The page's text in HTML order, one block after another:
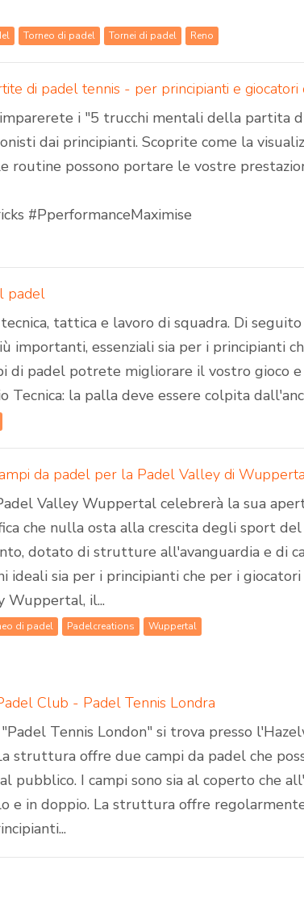
Torneo di padel Tornei di padel Reno
di padel tennis - per principianti e giocatori
i "5 trucchi mentali della partita
dai principianti. Scoprite come la
routine possono portare le vostre
#PperformanceMaximise
padel
tattica e lavoro di squadra. Di
importanti, essenziali sia per i principianti
di padel potrete migliorare il vostro gioco e
Tecnica: la palla deve essere colpita
Valley Wuppertal celebrerà la sua
che nulla osta alla crescita degli sport
dotato di strutture all'avanguardia e di
ideali sia per i principianti che per i giocatori
Wuppertal, il...
di padel Padelcreations Wuppertal
Club - Padel Tennis Londra
Tennis London" si trova presso
struttura offre due campi da padel che
pubblico. I campi sono sia al coperto che
e in doppio. La struttura offre